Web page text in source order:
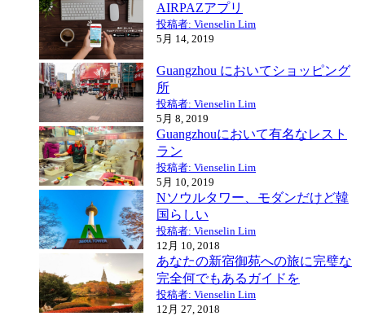
AIRPAZアプリ
投稿者: Vienselin Lim
5月 14, 2019
Guangzhou においてショッピング
所
投稿者: Vienselin Lim
5月 8, 2019
Guangzhouにおいて有名なレスト
ラン
投稿者: Vienselin Lim
5月 10, 2019
Nソウルタワー、モダンだけど韓
国らしい
投稿者: Vienselin Lim
12月 10, 2018
あなたの新宿御苑への旅に完璧な
完全何でもあるガイドを
投稿者: Vienselin Lim
12月 27, 2018